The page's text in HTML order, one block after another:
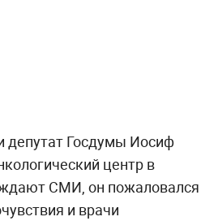
депутат Госдумы Иосиф
центр в
СМИ, он пожаловался
и врачи